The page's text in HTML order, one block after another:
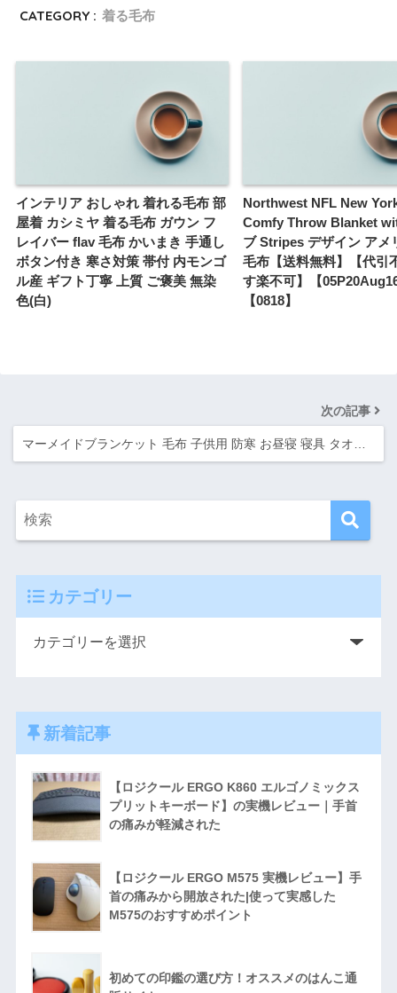
CATEGORY : 着る毛布
インテリア おしゃれ 着れる毛布 部
屋着 カシミヤ 着る毛布 ガウン フ
レイバー flav 毛布 かいまき 手通し
ボタン付き 寒さ対策 帯付 内モンゴ
ル産 ギフト丁寧 上質 ご褒美 無染
色(白)
Northwest NFL New
Comfy Throw Blanket
ブ Stripes デザイン アメ
毛布【送料無料】【代引
す楽不可】【
【0818】
次の記事
マーメイドブランケット 毛布 子供用 防寒 お昼寝 寝具 タオ…
カテゴリー
新着記事
【ロジクール ERGO K860 エルゴノミックス
プリットキーボード】の実機レビュー｜手首
の痛みが軽減された
【ロジクール ERGO M575 実機レビュー】手
首の痛みから開放された|使って実感した
M575のおすすめポイント
初めての印鑑の選び方！オススメのはんこ通